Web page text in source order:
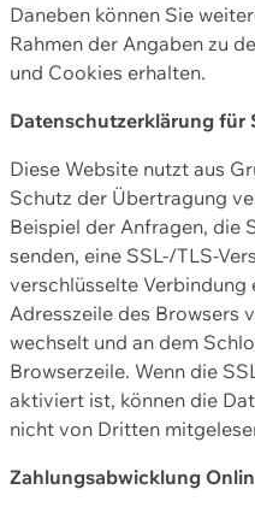
Daneben können Sie
Rahmen der Angaben zu
und Cookies erhalten.
Datenschutzerklärung für
Diese Website nutzt aus
Schutz der Übertragung
Beispiel der Anfragen, die
senden, eine SSL-/TLS-
verschlüsselte Verbindung
Adresszeile des Browsers
wechselt und an dem
Browserzeile. Wenn die
aktiviert ist, können die
nicht von Dritten
Zahlungsabwicklung